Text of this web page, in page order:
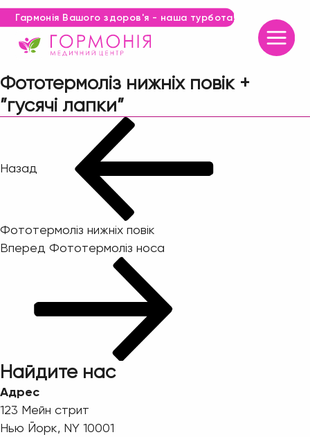
Гармонія Вашого здоров'я - наша турбота!
Фототермоліз нижніх повік +
”гусячі лапки”
Назад
Фототермоліз нижніх повік
Наступний
Вперед Фототермоліз носа
Найдите нас
Адрес
123 Мейн стрит
Нью Йорк, NY 10001